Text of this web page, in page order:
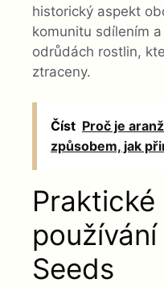
historický aspekt
komunitu sdílením
odrůdách rostlin,
ztraceny.
Číst Proč je
způsobem, jak
Seeds